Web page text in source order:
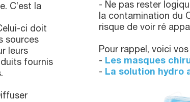
C’est la
ci doit
sources
leurs
fournis
- Ne pas rester
la contamination du
risque de voir ré
Pour rappel, voici
- Les masques
- La solution hydro